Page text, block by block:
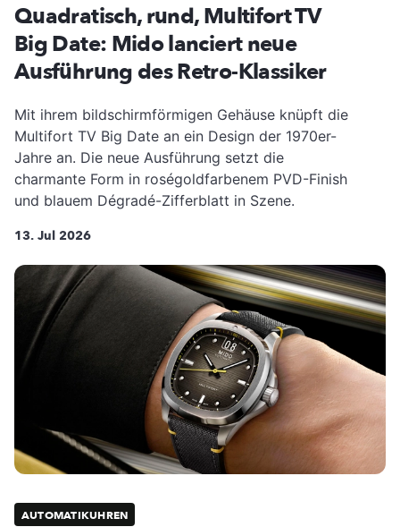
Quadratisch, rund, Multifort TV
Big Date: Mido lanciert neue
Ausführung des Retro-Klassiker
Mit ihrem bildschirmförmigen Gehäuse knüpft die
Multifort TV Big Date an ein Design der 1970er-
Jahre an. Die neue Ausführung setzt die
charmante Form in roségoldfarbenem PVD-Finish
und blauem Dégradé-Zifferblatt in Szene.
13. Jul 2026
AUTOMATIKUHREN